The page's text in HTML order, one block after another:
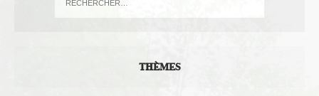
THÈMES